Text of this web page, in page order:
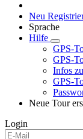
Neu
Sprache
Hilfe
GPS-
GPS-
Infos
GPS-
Neue Tour
Login